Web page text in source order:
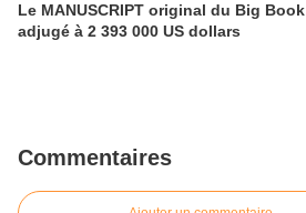
Le MANUSCRIPT original du Big Book
adjugé à 2 393 000 US dollars
Commentaires